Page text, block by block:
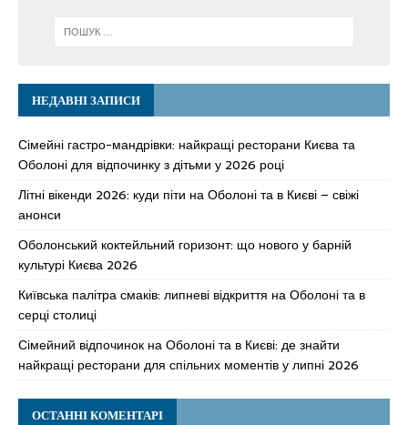
НЕДАВНІ ЗАПИСИ
Сімейні гастро-мандрівки: найкращі ресторани Києва та
Оболоні для відпочинку з дітьми у 2026 році
Літні вікенди 2026: куди піти на Оболоні та в Києві – свіжі
анонси
Оболонський коктейльний горизонт: що нового у барній
культурі Києва 2026
Київська палітра смаків: липневі відкриття на Оболоні та в
серці столиці
Сімейний відпочинок на Оболоні та в Києві: де знайти
найкращі ресторани для спільних моментів у липні 2026
ОСТАННІ КОМЕНТАРІ